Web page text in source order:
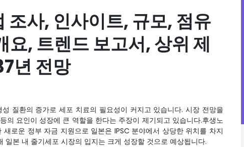
조사, 인사이트, 규모, 점유
요, 트렌드 보고서, 상위 제
년 전망
질환의 증가로 세포 치료의 필요성이 커지고 있습니다. 시장 전망을
의 요인이 성장에 큰 역할을 한다는 주장이 제기되고 있습니다.후생노
로운 정부 자금 지원으로 일본은 IPSC 분야에서 상당한 위치를 차지
본 내 줄기세포 시장의 입지는 크게 성장할 것으로 예상됩니다.